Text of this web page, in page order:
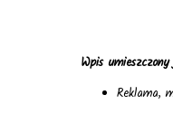
Wpis
Reklama,